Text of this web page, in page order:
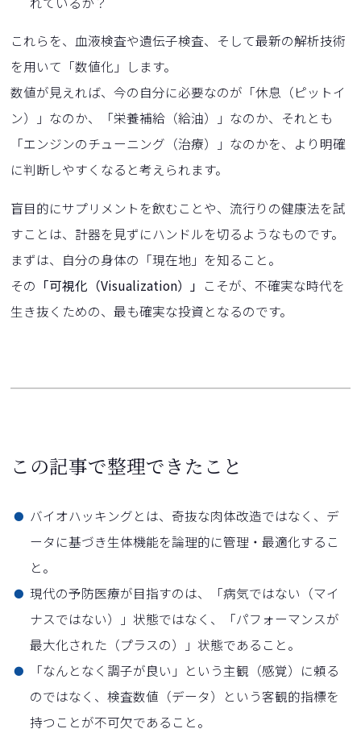
これらを、血液検査や遺伝子検査、そして最新の解析技術
を用いて「数値化」します。
数値が見えれば、今の自分に必要なのが「休息（ピットイ
ン）」なのか、「栄養補給（給油）」なのか、それとも
「エンジンのチューニング（治療）」なのかを、より明確
に判断しやすくなると考えられます。
盲目的にサプリメントを飲むことや、流行りの健康法を試
すことは、計器を見ずにハンドルを切るようなものです。
まずは、自分の身体の「現在地」を知ること。
その 「可視化（Visualization）」 こそが、不確実な時代を
生き抜くための、最も確実な投資となるのです。
この記事で整理できたこと
バイオハッキングとは、奇抜な肉体改造ではなく、デ
ータに基づき生体機能を論理的に管理・最適化するこ
と。
現代の予防医療が目指すのは、「病気ではない（マイ
ナスではない）」状態ではなく、「パフォーマンスが
最大化された（プラスの）」状態であること。
「なんとなく調子が良い」という主観（感覚）に頼る
のではなく、検査数値（データ）という客観的指標を
持つことが不可欠であること。